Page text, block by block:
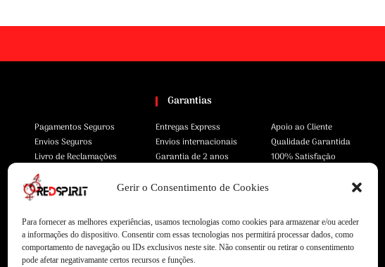
Gerir o Consentimento de Cookies
Para fornecer as melhores experiências, usamos tecnologias como cookies para armazenar e/ou aceder
a informações do dispositivo. Consentir com essas tecnologias nos permitirá processar dados, como
comportamento de navegação ou IDs exclusivos neste site. Não consentir ou retirar o consentimento
pode afetar negativamante certos recursos e funções.
Pagamentos Seguros
Envios Seguros
Livro de Reclamações
Garantias
Entregas Express
Envios internacionais
Garantia de 2 anos
Apoio ao Cliente
Qualidade Garantida
100% Satisfação